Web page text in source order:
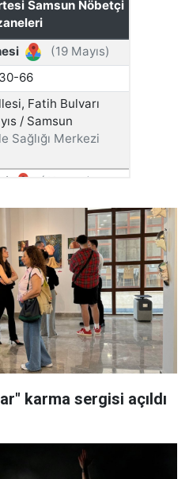
karma sergisi açıldı